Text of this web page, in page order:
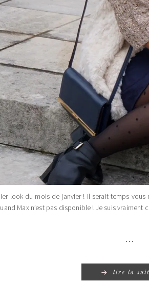
look du mois de janvier ! Il serait temps
Max n’est pas disponible ! Je suis vraiment
…
lire la